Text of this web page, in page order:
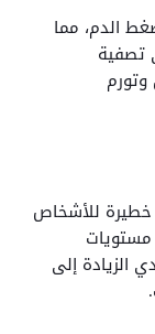
الدم، مما
تصفية
خطيرة للأشخاص
مستويات
الزيادة إلى